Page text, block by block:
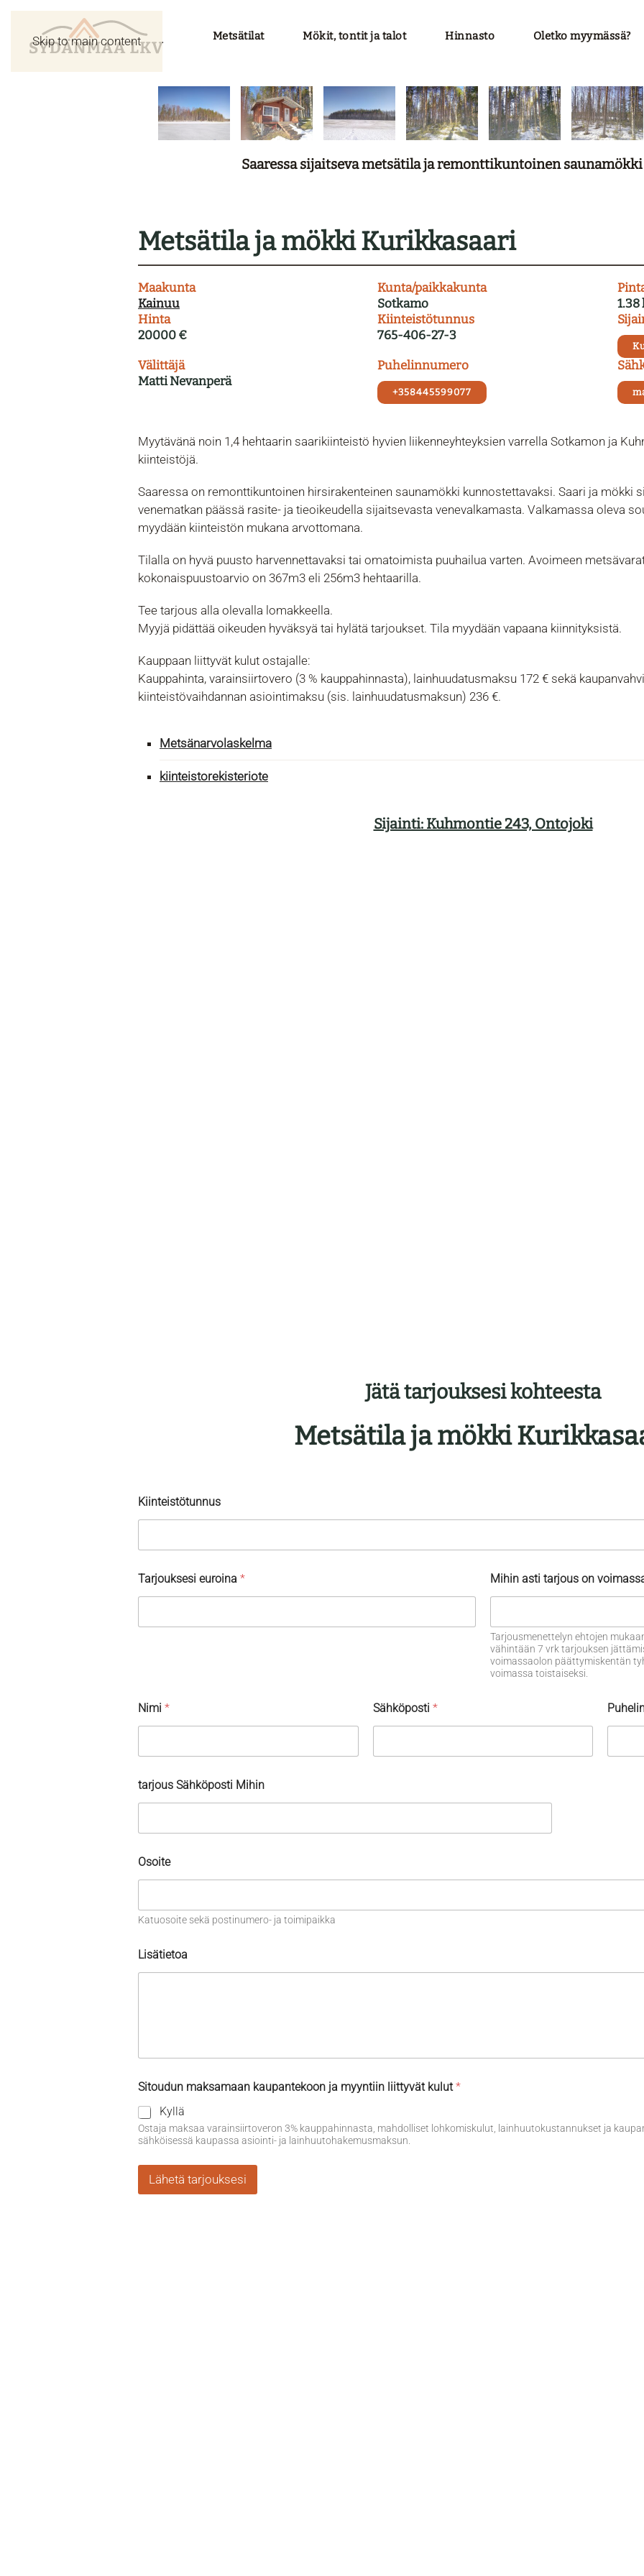
Skip to main content Metsätilat Mökit, tontit ja talot Hinnasto Oletko myymässä?
Saaressa sijaitseva metsätila ja remonttikuntoinen saunamökki
Metsätila ja mökki Kurikkasaari
Maakunta
Kainuu
Kunta/paikkakunta
Sotkamo
1.38
Hinta
20000 €
Kiinteistötunnus
765-406-27-3
Välittäjä
Matti Nevanperä
Puhelinnumero
+358445599077
Myytävänä noin 1,4 hehtaarin saarikiinteistö hyvien liikenneyhteyksien varrella Sotkamon ja
kiinteistöjä.
Saaressa on remonttikuntoinen hirsirakenteinen saunamökki kunnostettavaksi. Saari ja mökki
venematkan päässä rasite- ja tieoikeudella sijaitsevasta venevalkamasta. Valkamassa oleva
myydään kiinteistön mukana arvottomana.
Tilalla on hyvä puusto harvennettavaksi tai omatoimista puuhailua varten. Avoimeen
kokonaispuustoarvio on 367m3 eli 256m3 hehtaarilla.
Tee tarjous alla olevalla lomakkeella.
Myyjä pidättää oikeuden hyväksyä tai hylätä tarjoukset. Tila myydään vapaana kiinnityksistä.
Kauppaan liittyvät kulut ostajalle:
Kauppahinta, varainsiirtovero (3 % kauppahinnasta), lainhuudatusmaksu 172 € sekä
kiinteistövaihdannan asiointimaksu (sis. lainhuudatusmaksun) 236 €.
Metsänarvolaskelma
kiinteistorekisteriote
Sijainti: Kuhmontie 243, Ontojoki
Jätä tarjouksesi kohteesta
Metsätila ja mökki
Kiinteistötunnus
Tarjouksesi euroina * Mihin asti tarjous on
Tarjousmenettelyn ehtojen
vähintään 7 vrk tarjouksen
voimassaolon päättymiskentän
voimassa toistaiseksi.
Nimi * Sähköposti *
tarjous Sähköposti Mihin
Osoite
Katuosoite sekä postinumero- ja toimipaikka
Lisätietoa
Sitoudun maksamaan kaupantekoon ja myyntiin liittyvät kulut*
Kyllä
Ostaja maksaa varainsiirtoveron 3% kauppahinnasta, mahdolliset lohkomiskulut, lainhuutokustannukset ja
sähköisessä kaupassa asiointi- ja lainhuutohakemusmaksun.
Lähetä tarjouksesi